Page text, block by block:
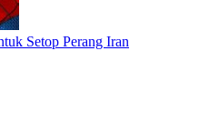
Setop Perang Iran